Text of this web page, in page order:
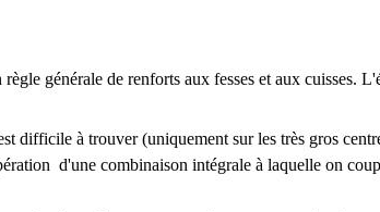
générale de renforts aux fesses et aux cuisses.
difficile à trouver (uniquement sur les très gros
d'une combinaison intégrale à laquelle on